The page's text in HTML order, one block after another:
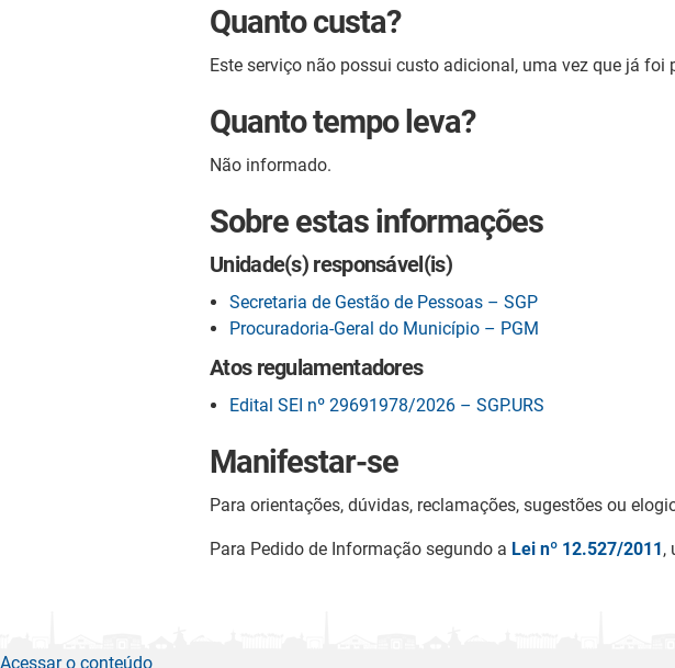
Quanto custa?
Este serviço não possui custo adicional, uma vez que já
Quanto tempo leva?
Não informado.
Sobre estas informações
Unidade(s) responsável(is)
Secretaria de Gestão de Pessoas – SGP
Procuradoria-Geral do Município – PGM
Atos regulamentadores
Edital SEI nº 29691978/2026 – SGP.URS
Manifestar-se
Para orientações, dúvidas, reclamações, sugestões ou
Para Pedido de Informação segundo a Lei nº 12.527/2011,
Acessar o conteúdo